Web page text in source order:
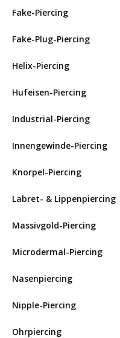
Fake-Piercing
Fake-Plug-Piercing
Helix-Piercing
Hufeisen-Piercing
Industrial-Piercing
Innengewinde-Piercing
Knorpel-Piercing
Labret- & Lippenpiercing
Massivgold-Piercing
Microdermal-Piercing
Nasenpiercing
Nipple-Piercing
Ohrpiercing